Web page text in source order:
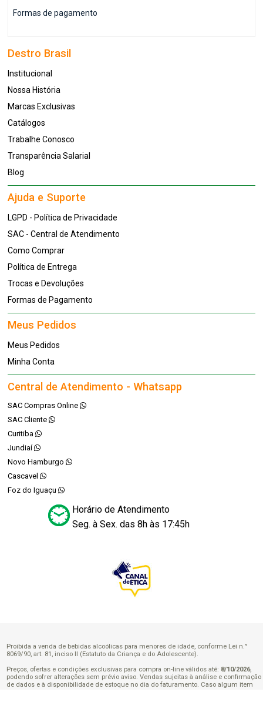
Formas de pagamento
Destro Brasil
Institucional
Nossa História
Marcas Exclusivas
Catálogos
Trabalhe Conosco
Transparência Salarial
Blog
Ajuda e Suporte
LGPD - Política de Privacidade
SAC - Central de Atendimento
Como Comprar
Política de Entrega
Trocas e Devoluções
Formas de Pagamento
Meus Pedidos
Meus Pedidos
Minha Conta
Central de Atendimento - Whatsapp
SAC Compras Online
SAC Cliente
Curitiba
Jundiaí
Novo Hamburgo
Cascavel
Foz do Iguaçu
Horário de Atendimento
Seg. à Sex. das 8h às 17:45h
Proibida a venda de bebidas alcoólicas para menores de idade, conforme Lei n.°
8069/90, art. 81, inciso II (Estatuto da Criança e do Adolescente).
Preços, ofertas e condições exclusivas para compra on-line válidos até: 8/10/2026,
podendo sofrer alterações sem prévio aviso. Vendas sujeitas à análise e confirmação
de dados e à disponibilidade de estoque no dia do faturamento. Caso algum item